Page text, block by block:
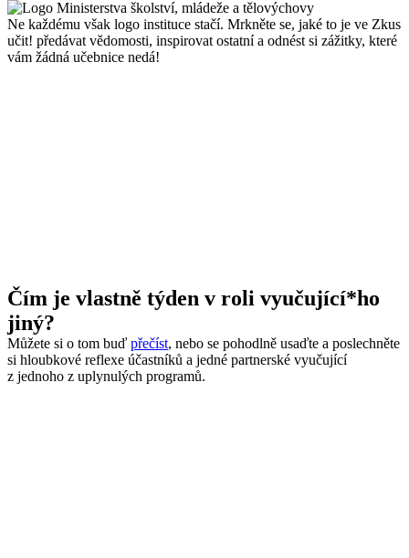
Ne každému však logo instituce stačí. Mrkněte se, jaké to je ve Zkus
učit! předávat vědomosti, inspirovat ostatní a odnést si zážitky, které
vám žádná učebnice nedá!
Čím je vlastně týden v roli vyučující*ho
jiný?
Můžete si o tom buď přečíst, nebo se pohodlně usaďte a poslechněte
si hloubkové reflexe účastníků a jedné partnerské vyučující
z jednoho z uplynulých programů.